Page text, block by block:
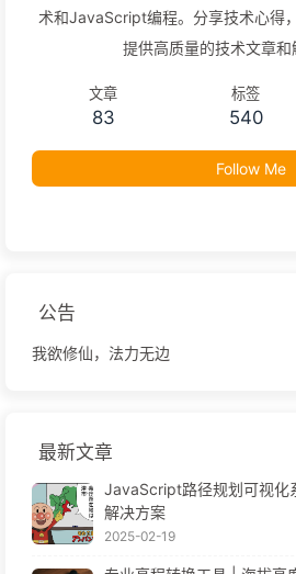
术和JavaScript编程。分享技术心得
提供高质量的技术文章和
文章
83
标签
540
Follow Me
公告
我欲修仙，法力无边
最新文章
JavaScript路径规划可视化
解决方案
2025-02-19